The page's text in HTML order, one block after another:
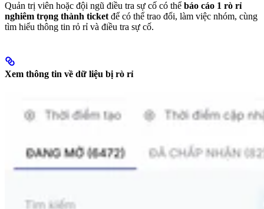
Quản trị viên hoặc đội ngũ điều tra sự cố có thể báo cáo 1 rò rỉ
nghiêm trọng thành ticket để có thể trao đổi, làm việc nhóm, cùng
tìm hiểu thông tin rỏ rỉ và điều tra sự cố.
Xem thông tin về dữ liệu bị rò rỉ